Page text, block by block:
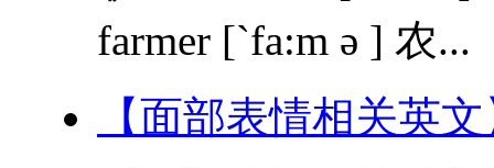
farmer [`fa:m ə ] 农...
【面部表情相关英